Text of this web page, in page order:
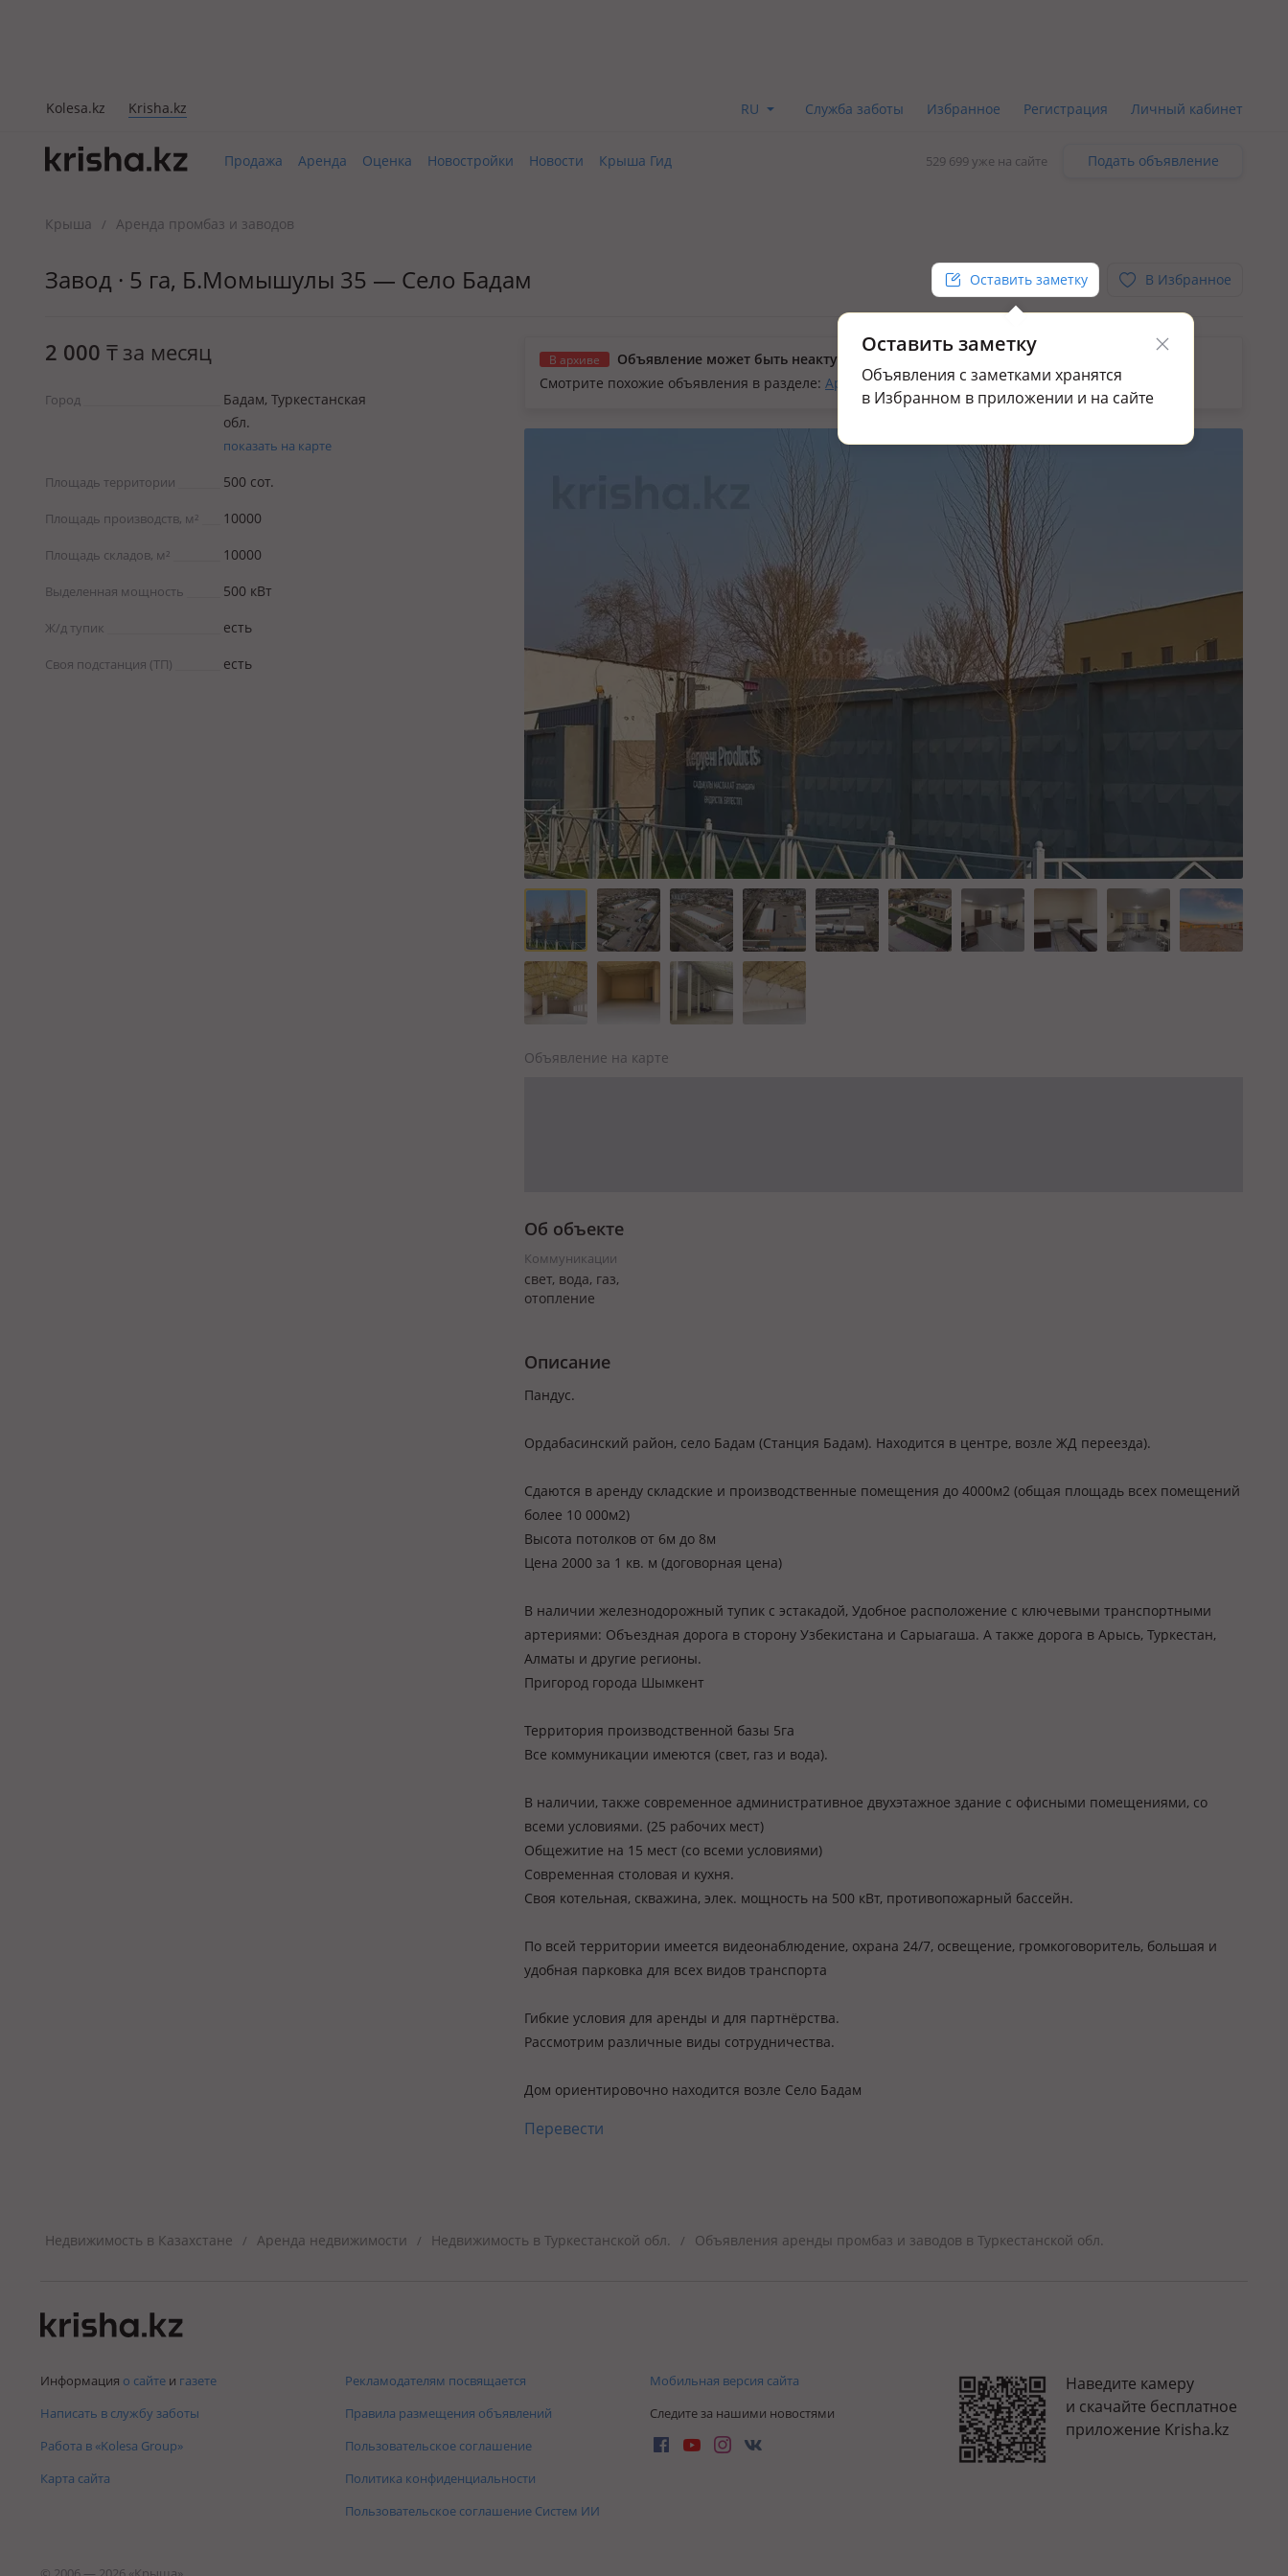
Kolesa.kz Krisha.kz RU Служба заботы Избранное Регистрация Личный кабинет
Продажа Аренда Оценка Новостройки Новости Крыша Гид 529 699 уже на сайте Подать объявление
Крыша / Аренда промбаз и заводов
Завод · 5 га, Б.Момышулы 35 — Село Бадам Оставить заметку
Оставить заметку
Объявления с заметками хранятся
в Избранном в приложении и на сайте
В Избранное
2 000 ₸ за месяц
Город
Бадам, Туркестанская
обл.
показать на карте
Площадь территории 500 coт.
Площадь производств, м² 10000
Площадь складов, м² 10000
Выделенная мощность 500 кВт
Ж/д тупик есть
Своя подстанция (ТП) есть
В архиве
Объявление может быть неактуальным.
Смотрите похожие объявления в разделе: Аренда промбаз и заводов в Бадаме
Объявление на карте
Об объекте
Коммуникации
свет, вода, газ,
отопление
Описание
Пандус.
Ордабасинский район, село Бадам (Станция Бадам). Находится в центре, возле ЖД переезда).
Сдаются в аренду складские и производственные помещения до 4000м2 (общая площадь всех помещений
более 10 000м2)
Высота потолков от 6м до 8м
Цена 2000 за 1 кв. м (договорная цена)
В наличии железнодорожный тупик с эстакадой, Удобное расположение с ключевыми транспортными
артериями: Объездная дорога в сторону Узбекистана и Сарыагаша. А также дорога в Арысь, Туркестан,
Алматы и другие регионы.
Пригород города Шымкент
Территория производственной базы 5га
Все коммуникации имеются (свет, газ и вода).
В наличии, также современное административное двухэтажное здание с офисными помещениями, со
всеми условиями. (25 рабочих мест)
Общежитие на 15 мест (со всеми условиями)
Современная столовая и кухня.
Своя котельная, скважина, элек. мощность на 500 кВт, противопожарный бассейн.
По всей территории имеется видеонаблюдение, охрана 24/7, освещение, громкоговоритель, большая и
удобная парковка для всех видов транспорта
Гибкие условия для аренды и для партнёрства.
Рассмотрим различные виды сотрудничества.
Дом ориентировочно находится возле Село Бадам
Перевести
Недвижимость в Казахстане / Аренда недвижимости / Недвижимость в Туркестанской обл. / Объявления аренды промбаз и заводов в Туркестанской обл.
Информация о сайте и газете
Написать в службу заботы
Работа в «Kolesa Group»
Карта сайта
Рекламодателям посвящается
Правила размещения объявлений
Пользовательское соглашение
Политика конфиденциальности
Пользовательское соглашение Систем ИИ
Мобильная версия сайта
Следите за нашими новостями
Наведите камеру
и скачайте бесплатное
приложение Krisha.kz